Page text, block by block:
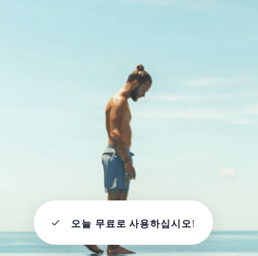
오늘 무료로 사용하십시오!